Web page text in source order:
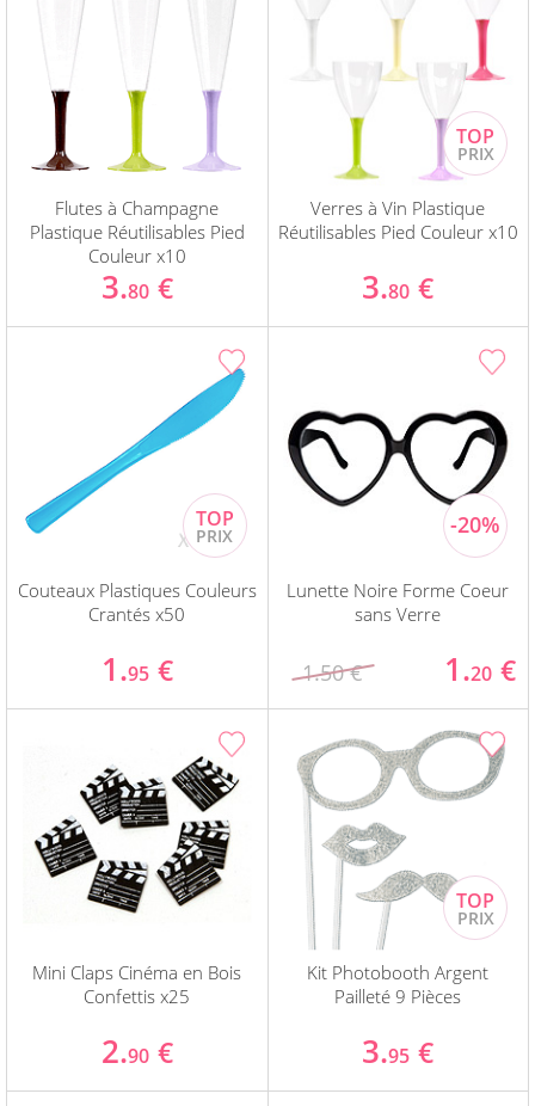
Flutes à Champagne
Plastique Réutilisables Pied
Couleur x10
3.80 €
Verres à Vin Plastique
Réutilisables Pied Couleur x10
3.80 €
Couteaux Plastiques Couleurs
Crantés x50
1.95 €
Lunette Noire Forme Coeur
sans Verre
1.50 € 1.20 €
Mini Claps Cinéma en Bois
Confettis x25
2.90 €
Kit Photobooth Argent
Pailleté 9 Pièces
3.95 €